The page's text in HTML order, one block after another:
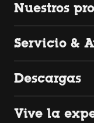
Nuestros
Servicio &
Descargas
Vive la